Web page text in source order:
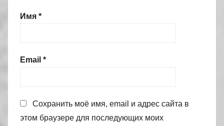
Имя *
Email *
Сохранить моё имя, email и адрес сайта в
этом браузере для последующих моих